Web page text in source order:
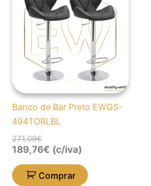
Banco de Bar Preto EWGS-
494TORLBL
271,09€
era:
271,09€.
é:
189,76€.
189,76€ (c/iva)
Comprar